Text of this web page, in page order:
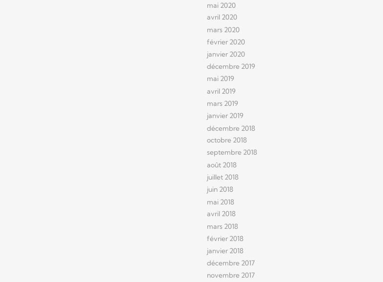
mai 2020
avril 2020
mars 2020
février 2020
janvier 2020
décembre 2019
mai 2019
avril 2019
mars 2019
janvier 2019
décembre 2018
octobre 2018
septembre 2018
août 2018
juillet 2018
juin 2018
mai 2018
avril 2018
mars 2018
février 2018
janvier 2018
décembre 2017
novembre 2017